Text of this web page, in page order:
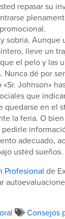
repasar su
sobria.
lleve un
el pelo y las
Nunca dé por
Johnson»
que
en el
la feria. O
adecuado,
usted sueños.
Profesional de
Consejos